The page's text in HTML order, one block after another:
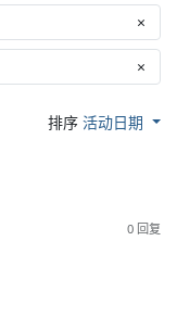
×
×
排序活动日期
0 回复